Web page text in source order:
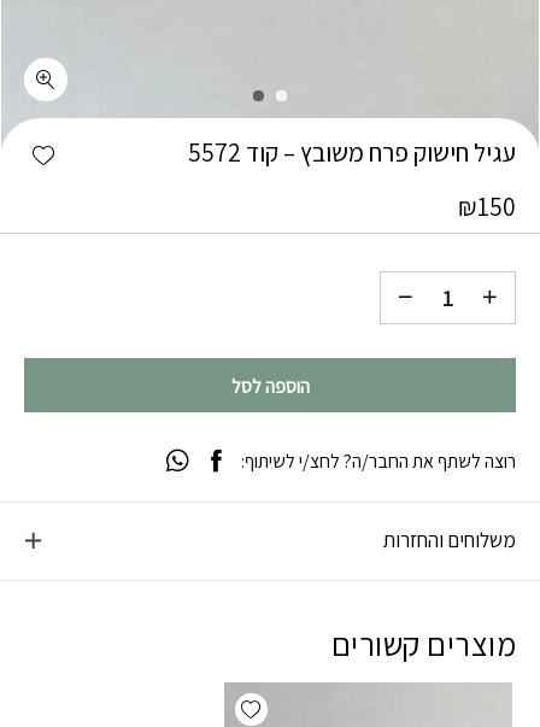
עגיל חישוק פרח משובץ – קוד 5572
₪150
הוספה לסל
משלוחים והחזרות
רוצה לשתף את החבר/ה? לחצ/י לשיתוף:
מוצרים קשורים
Add wishlist